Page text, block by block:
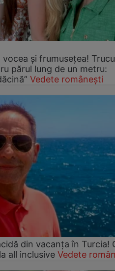
și frumusețea!
părul lung de un metru:
Vedete românești
din vacanța în Turcia!
all inclusive Vedete